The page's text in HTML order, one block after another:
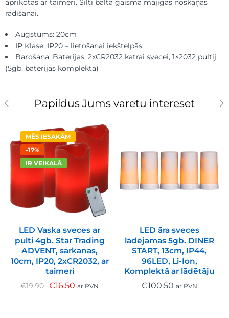
aprīkotas ar taimeri. Silti balta gaisma mājīgas noskaņas
radīšanai.
Augstums: 20cm
IP Klase: IP20 – lietošanai iekštelpās
Barošana: Baterijas, 2xCR2032 katrai svecei, 1×2032 pultij
(5gb. baterijas komplektā)
Papildus Jums varētu interesēt
MĒS IESAKĀM
-17%
IR VEIKALĀ
LED Vaska sveces ar
pulti 4gb. Star Trading
ADVENT, sarkanas,
10cm, IP20, 2xCR2032, ar
taimeri
€19.90 €16.50 ar PVN
LED āra sveces
lādējamas 5gb. DINER
START, 13cm, IP44,
96LED, Li-Ion,
Komplektā ar lādētāju
€100.50 ar PVN